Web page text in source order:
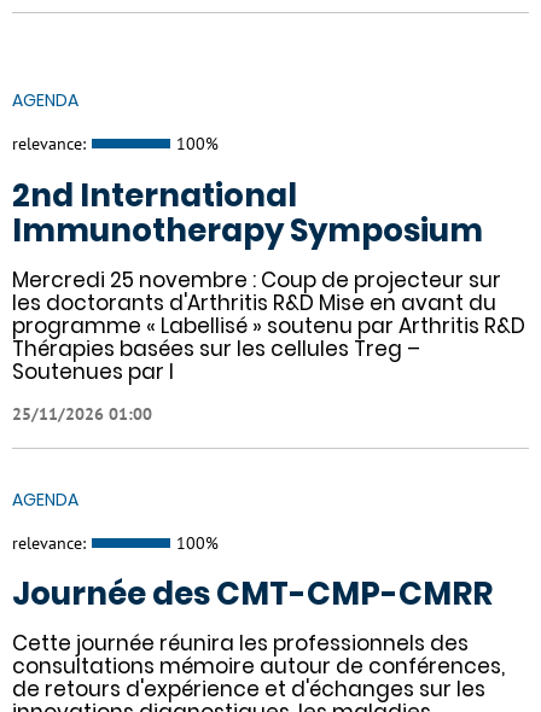
AGENDA
relevance: 100%
2nd International
Immunotherapy Symposium
Mercredi 25 novembre : Coup de projecteur sur
les doctorants d'Arthritis R&D Mise en avant du
programme « Labellisé » soutenu par Arthritis R&D
Thérapies basées sur les cellules Treg –
Soutenues par l
25/11/2026 01:00
AGENDA
relevance: 100%
Journée des CMT-CMP-CMRR
Cette journée réunira les professionnels des
consultations mémoire autour de conférences,
de retours d'expérience et d'échanges sur les